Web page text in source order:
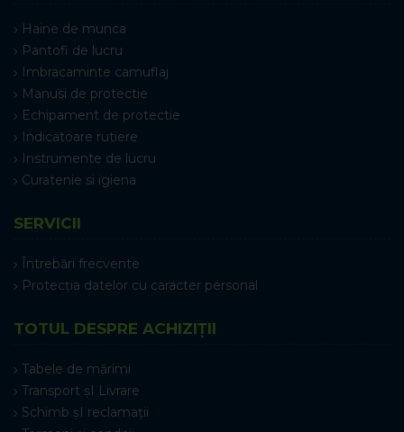
Haine de munca
Pantofi de lucru
Imbracaminte camuflaj
Manusi de protectie
Echipament de protectie
Indicatoare rutiere
Instrumente de lucru
Curatenie si igiena
SERVICII
Întrebări frecvente
Protecția datelor cu caracter personal
TOTUL DESPRE ACHIZIȚII
Tabele de mărimi
Transport șI Livrare
Schimb șI reclamații